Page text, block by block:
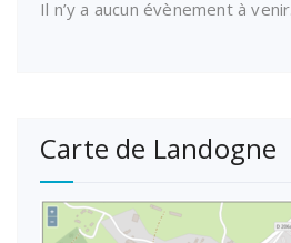
Il n’y a aucun évènement à venir.
Carte de Landogne